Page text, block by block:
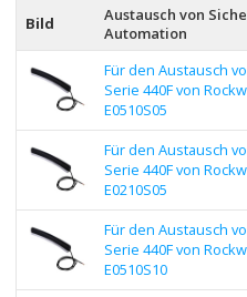
Bild
Austausch von
Automation
Für den Austausch
Serie 440F von
E0510S05
Für den Austausch
Serie 440F von
E0210S05
Für den Austausch
Serie 440F von
E0510S10